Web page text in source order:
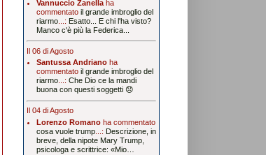
Vannuccio Zanellaha
commentato il grande imbroglio del
riarmo...: Esatto... E chi l'ha visto?
Manco c'è più la Federica...
Il 06 di Agosto
Santussa Andrianoha
commentato il grande imbroglio del
riarmo...: Che Dio ce la mandi
buona con questi soggetti 😞
Il 04 di Agosto
Lorenzo Romanoha commentato
cosa vuole trump...: Descrizione, in
breve, della nipote Mary Trump,
psicologa e scrittrice: «Mio…